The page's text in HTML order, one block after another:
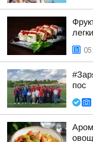
пос